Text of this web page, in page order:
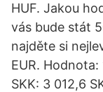
HUF. Jakou
vás bude stát
najděte si
EUR.
SKK: 3 012,6